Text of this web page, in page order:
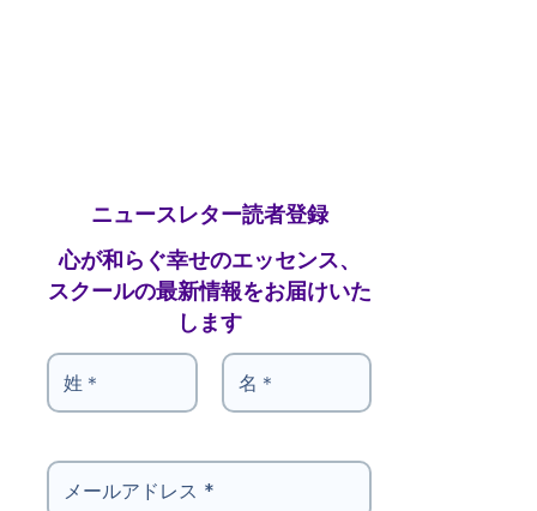
ニュースレター読者登録
心が和らぐ幸せのエッセンス、
スクールの最新情報をお届けいた
します